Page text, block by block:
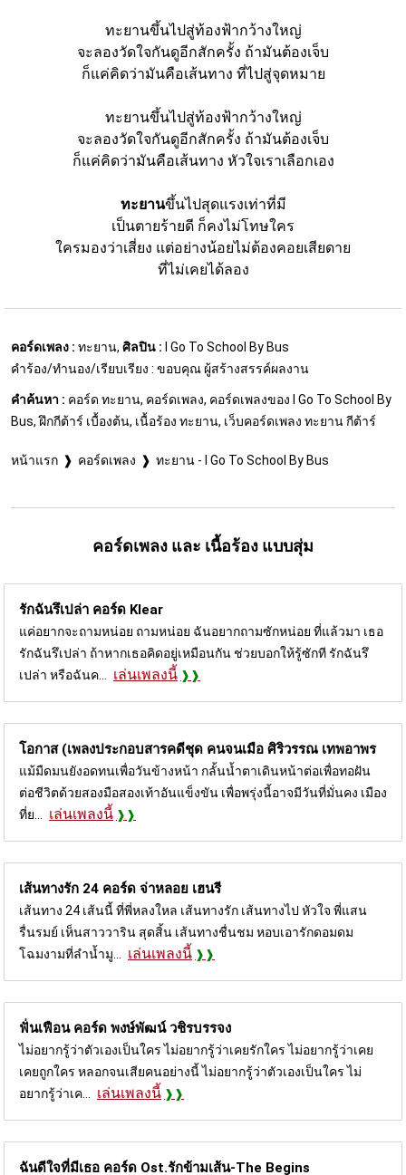
ทะยานขึ้นไปสู่ท้องฟ้ากว้างใหญ่
จะลองวัดใจกันดูอีกสักครั้ง ถ้ามันต้องเจ็บ
ก็แค่คิดว่ามันคือเส้นทาง ที่ไปสู่จุดหมาย
ทะยานขึ้นไปสู่ท้องฟ้ากว้างใหญ่
จะลองวัดใจกันดูอีกสักครั้ง ถ้ามันต้องเจ็บ
ก็แค่คิดว่ามันคือเส้นทาง หัวใจเราเลือกเอง
ทะยานขึ้นไปสุดแรงเท่าที่มี
เป็นตายร้ายดี ก็คงไม่โทษใคร
ใครมองว่าเสี่ยง แต่อย่างน้อยไม่ต้องคอยเสียดาย
ที่ไม่เคยได้ลอง
คอร์ดเพลง : ทะยาน, ศิลปิน : I Go To School By Bus
คำร้อง/ทำนอง/เรียบเรียง : ขอบคุณ ผู้สร้างสรรค์ผลงาน
คำค้นหา : คอร์ด ทะยาน, คอร์ดเพลง, คอร์ดเพลงของ I Go To School By
Bus, ฝึกกีต้าร์ เบื้องต้น, เนื้อร้อง ทะยาน, เว็บคอร์ดเพลง ทะยาน กีต้าร์
หน้าแรก คอร์ดเพลง ทะยาน - I Go To School By Bus
คอร์ดเพลง และ เนื้อร้อง แบบสุ่ม
รักฉันรึเปล่า คอร์ด Klear
แค่อยากจะถามหน่อย ถามหน่อย ฉันอยากถามซักหน่อย ที่แล้วมา เธอ
รักฉันรึเปล่า ถ้าหากเธอคิดอยู่เหมือนกัน ช่วยบอกให้รู้ซักที รักฉันรึ
เปล่า หรือฉันค... เล่นเพลงนี้
โอกาส (เพลงประกอบสารคดีชุด คนจนเมือ ศิริวรรณ เทพอาพร
แม้มืดมนยังอดทนเพื่อวันข้างหน้า กลั้นน้ำตาเดินหน้าต่อเพื่อทอฝัน
ต่อชีวิตด้วยสองมือสองเท้าอันแข็งขัน เพื่อพรุ่งนี้อาจมีวันที่มั่นคง เมือง
ที่ย... เล่นเพลงนี้
เส้นทางรัก 24 คอร์ด จ่าหลอย เฮนรี
เส้นทาง 24 เส้นนี้ ที่พี่หลงใหล เส้นทางรัก เส้นทางไป หัวใจ พี่แสน
รื่นรมย์ เห็นสาววาริน สุดสิ้น เส้นทางชื่นชม หอบเอารักดอมดม
โฉมงามที่ลำน้ำมู... เล่นเพลงนี้
ฟั่นเฟือน คอร์ด พงษ์พัฒน์ วชิรบรรจง
ไม่อยากรู้ว่าตัวเองเป็นใคร ไม่อยากรู้ว่าเคยรักใคร ไม่อยากรู้ว่าเคย
เคยถูกใคร หลอกจนเสียคนอย่างนี้ ไม่อยากรู้ว่าตัวเองเป็นใคร ไม่
อยากรู้ว่าเค... เล่นเพลงนี้
ฉันดีใจที่มีเธอ คอร์ด Ost.รักข้ามเส้น-The Begins